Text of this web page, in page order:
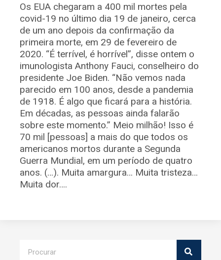
Os EUA chegaram a 400 mil mortes pela
covid-19 no último dia 19 de janeiro, cerca
de um ano depois da confirmação da
primeira morte, em 29 de fevereiro de
2020. “É terrível, é horrível”, disse ontem o
imunologista Anthony Fauci, conselheiro do
presidente Joe Biden. “Não vemos nada
parecido em 100 anos, desde a pandemia
de 1918. É algo que ficará para a história.
Em décadas, as pessoas ainda falarão
sobre este momento.” Meio milhão! Isso é
70 mil [pessoas] a mais do que todos os
americanos mortos durante a Segunda
Guerra Mundial, em um período de quatro
anos. (…). Muita amargura… Muita tristeza…
Muita dor….